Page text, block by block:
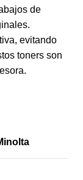
de
evitando
toners son